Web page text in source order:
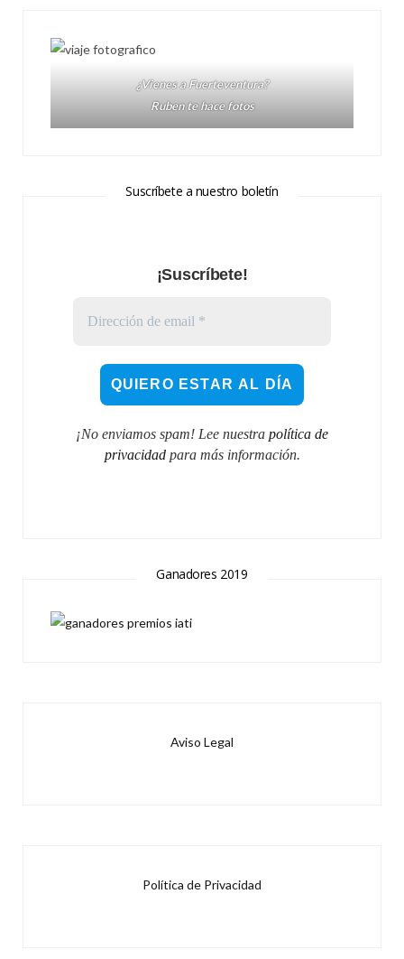
¿Vienes a Fuerteventura?
Ruben te hace fotos
Suscríbete a nuestro boletín
¡Suscríbete!
¡No enviamos spam! Lee nuestra política de
privacidadpara más información.
Ganadores 2019
Aviso Legal
Política de Privacidad